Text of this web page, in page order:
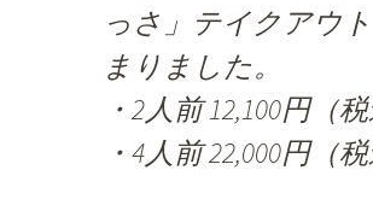
っさ」テイクアウト
まりました。
・2人前 12,100円（税
・4人前 22,000円（税